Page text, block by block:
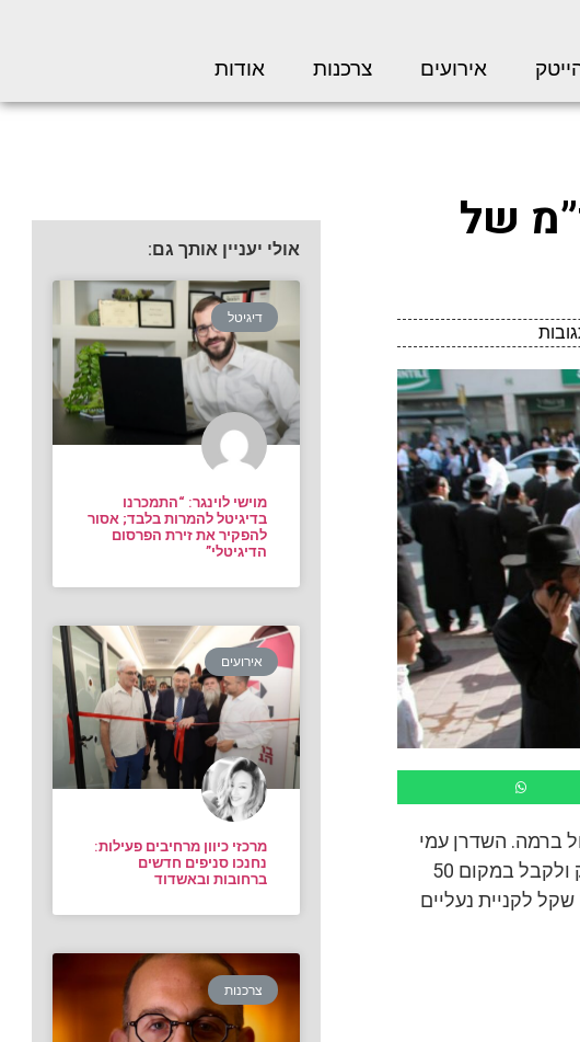
אירועים צרכנות אודות
של
ברמה. השדרן עמי
מימון הזמין את המאזינים להגיע תוך כדי שידור לחנות קרוקס בבני ברק ולקבל במקום 50
שקל מתנה לקנייה בחנות. המשתתפים נכנסו גם להגרלה על סך 1,500 שקל לקניית נעליים
אולי יעניין אותך גם:
דיגיטל
מוישי לוינגר: “התמכרנו
בדיגיטל להמרות בלבד; אסור
להפקיר את זירת הפרסום
הדיגיטלי”
אירועים
מרכזי כיוון מרחיבים פעילות:
נחנכו סניפים חדשים
ברחובות ובאשדוד
צרכנות